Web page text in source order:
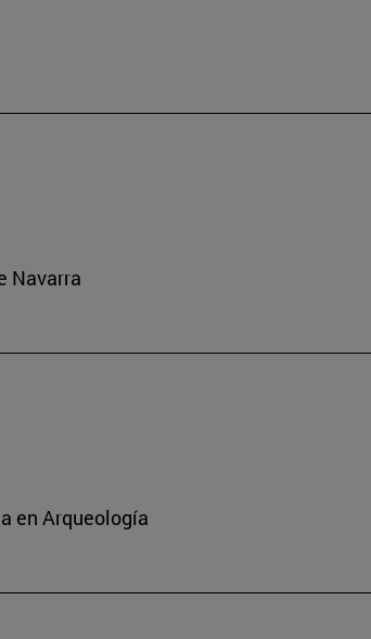
Navarra
en Arqueología